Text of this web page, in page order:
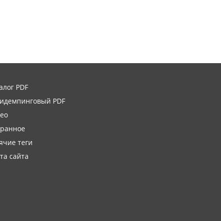
PDF
PDF
теги
сайта